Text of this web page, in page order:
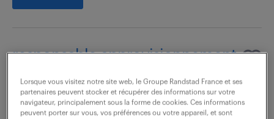
responsable approvisionnement
(f/h)
6 août 2026
Lorsque vous visitez notre site web, le Groupe Randstad France et ses
partenaires peuvent stocker et récupérer des informations sur votre
navigateur, principalement sous la forme de cookies. Ces informations
peuvent porter sur vous, vos préférences ou votre appareil, et sont